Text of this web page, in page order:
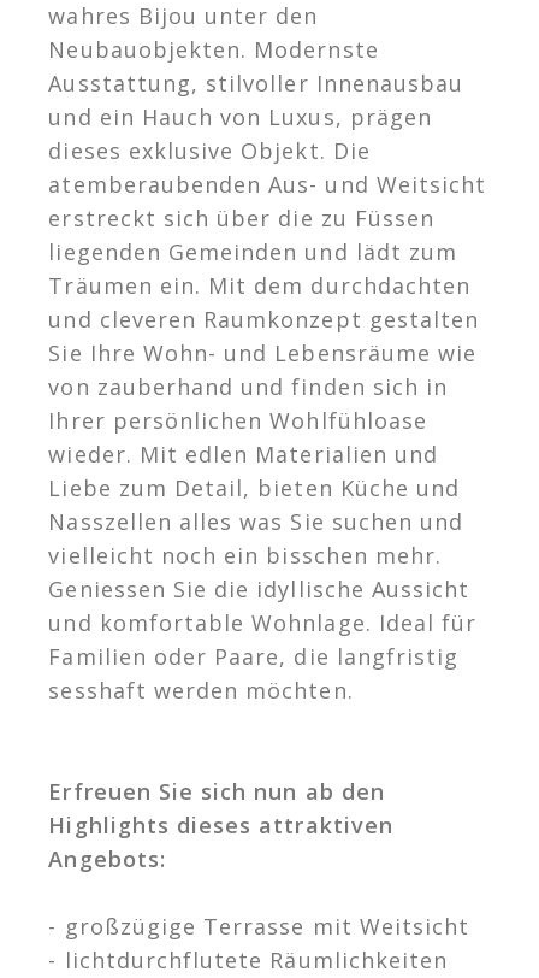
wahres Bijou unter den
Neubauobjekten. Modernste
Ausstattung, stilvoller Innenausbau
und ein Hauch von Luxus, prägen
dieses exklusive Objekt. Die
atemberaubenden Aus- und Weitsicht
erstreckt sich über die zu Füssen
liegenden Gemeinden und lädt zum
Träumen ein. Mit dem durchdachten
und cleveren Raumkonzept gestalten
Sie Ihre Wohn- und Lebensräume wie
von zauberhand und finden sich in
Ihrer persönlichen Wohlfühloase
wieder. Mit edlen Materialien und
Liebe zum Detail, bieten Küche und
Nasszellen alles was Sie suchen und
vielleicht noch ein bisschen mehr.
Geniessen Sie die idyllische Aussicht
und komfortable Wohnlage. Ideal für
Familien oder Paare, die langfristig
sesshaft werden möchten.
Erfreuen Sie sich nun ab den
Highlights dieses attraktiven
Angebots:
- großzügige Terrasse mit Weitsicht
- lichtdurchflutete Räumlichkeiten